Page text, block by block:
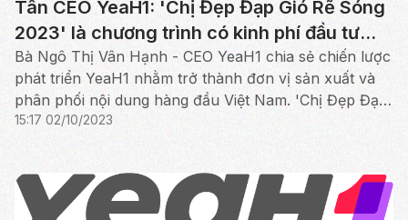
Tân CEO YeaH1: 'Chị Đẹp Đạp Gió Rẽ Sóng
2023' là chương trình có kinh phí đầu tư
khủng
Bà Ngô Thị Vân Hạnh - CEO YeaH1 chia sẻ chiến lược
phát triển YeaH1 nhằm trở thành đơn vị sản xuất và
phân phối nội dung hàng đầu Việt Nam. 'Chị Đẹp Đạp
Gió Rẽ Sóng 2023' là chương trình nội dung cao cấp...
15:17 02/10/2023